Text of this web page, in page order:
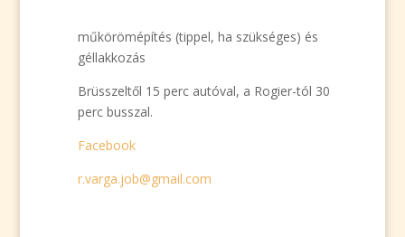
műkörömépítés (tippel, ha szükséges) és
géllakkozás
Brüsszeltől 15 perc autóval, a Rogier-tól 30
perc busszal.
Facebook
r.varga.job@gmail.com